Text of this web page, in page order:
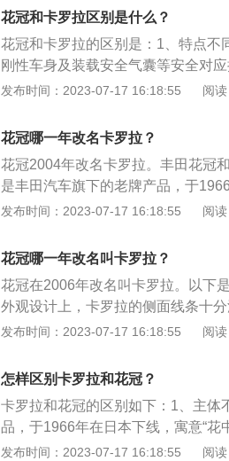
瓦或72千瓦，最大扭矩为185牛米
悬架、E型多连杆式独立后悬架。
455mm，轴距为2700mm，车身结
花冠和卡罗拉区别是什么？
花冠和卡罗拉的区别是：1、特点不
刚性车身及装载安全气囊等安全对
稳，比较适合家用。2、配置不同：
同：花冠的长宽高为4555mm、
长宽高为4630mm、1775mm、
发布时间：2023-07-17 16:18:55 阅
花冠哪一年改名卡罗拉？
花冠2004年改名卡罗拉。丰田花冠
是丰田汽车旗下的老牌产品，于
用译名“花冠”，是丰田汽车的一个
刚性车身及装载安全气囊等安全对
稳；内饰人性化配置丰富。外观中
发布时间：2023-07-17 16:18:55 阅
花冠哪一年改名叫卡罗拉？
花冠在2006年改名叫卡罗拉。以下
外观设计上，卡罗拉的侧面线条十
更加美观，同时也很实用。内饰整
馨的车内氛围。2、性能方面：卡罗
在6挡手动变速箱或4挡自动变速箱
值扭矩175N·m/4400rpm。此外还
术。
发布时间：2023-07-17 16:18:55 阅
怎样区别卡罗拉和花冠？
卡罗拉和花冠的区别如下：1、主体
品，于1966年在日本下线，寓意“花
车的一个品牌。2、特点不同：丰田
发布时间：2023-07-17 16:18:55 阅